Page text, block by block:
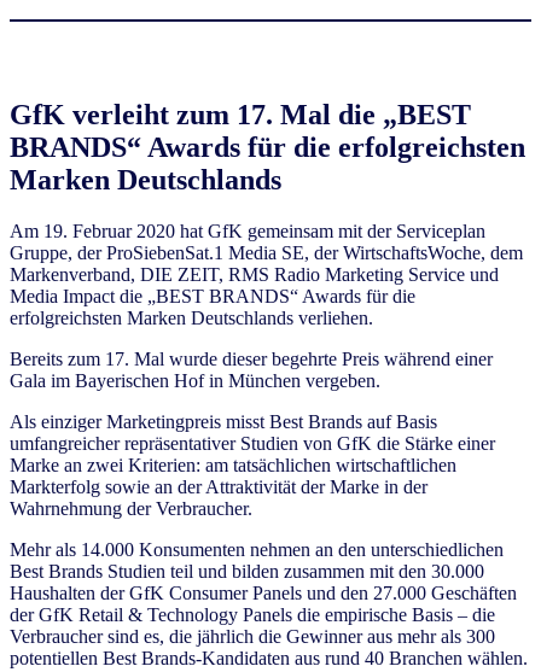
GfK verleiht zum 17. Mal die „BEST
BRANDS“ Awards für die erfolgreichsten
Marken Deutschlands
Am 19. Februar 2020 hat GfK gemeinsam mit der Serviceplan
Gruppe, der ProSiebenSat.1 Media SE, der WirtschaftsWoche, dem
Markenverband, DIE ZEIT, RMS Radio Marketing Service und
Media Impact die „BEST BRANDS“ Awards für die
erfolgreichsten Marken Deutschlands verliehen.
Bereits zum 17. Mal wurde dieser begehrte Preis während einer
Gala im Bayerischen Hof in München vergeben.
Als einziger Marketingpreis misst Best Brands auf Basis
umfangreicher repräsentativer Studien von GfK die Stärke einer
Marke an zwei Kriterien: am tatsächlichen wirtschaftlichen
Markterfolg sowie an der Attraktivität der Marke in der
Wahrnehmung der Verbraucher.
Mehr als 14.000 Konsumenten nehmen an den unterschiedlichen
Best Brands Studien teil und bilden zusammen mit den 30.000
Haushalten der GfK Consumer Panels und den 27.000 Geschäften
der GfK Retail & Technology Panels die empirische Basis – die
Verbraucher sind es, die jährlich die Gewinner aus mehr als 300
potentiellen Best Brands-Kandidaten aus rund 40 Branchen wählen.